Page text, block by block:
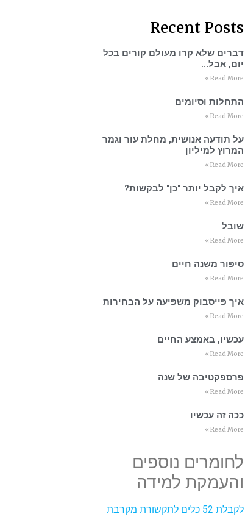
Recent Posts
דברים שלא קרו מעולם קורים בכל
יום, אבל…
Read More »
התחלות וסיומים
Read More »
על תודעה אנושית, מחלת עור וגמר
המרוץ למיליון
Read More »
איך לקבל יותר "כן" לבקשות?
Read More »
שובל
Read More »
סיפור משנה חיים
Read More »
איך פייסבוק משפיעה על הבחירות
Read More »
עכשיו, באמצע החיים
Read More »
פרספקטיבה של שנה
Read More »
ככה זה עכשיו
Read More »
לחומרים נוספים
והעמקת למידה
לקבלת 52 כלים לתקשורת מקרבת